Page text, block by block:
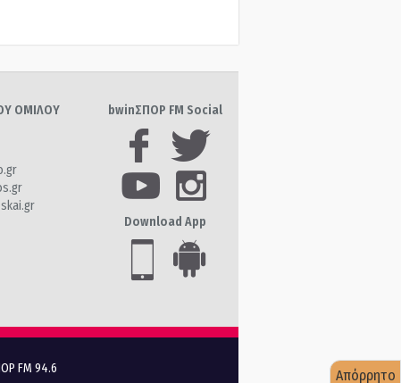
ΟΜΙΛΟΥ
bwinΣΠΟΡ FM Social
Download App
FM 94.6 Απόρρητο